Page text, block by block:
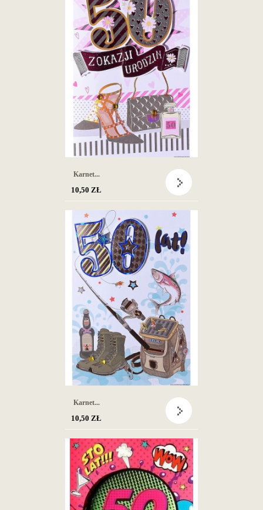
Karnet...
10,50 ZŁ
Karnet...
10,50 ZŁ